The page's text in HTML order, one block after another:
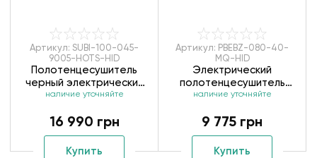
Артикул: SUBI-100-045-
9005-HOTS-HID
Полотенцесушитель
черный электрический
Zehnder Subway Inox
HOTS-HID
наличие уточняйте
16 990 грн
Купить
Артикул: PBEBZ-080-40-
MQ-HID
Электрический
полотенцесушитель
Zehnder Aura 786 x 400
HID
наличие уточняйте
9 775 грн
Купить